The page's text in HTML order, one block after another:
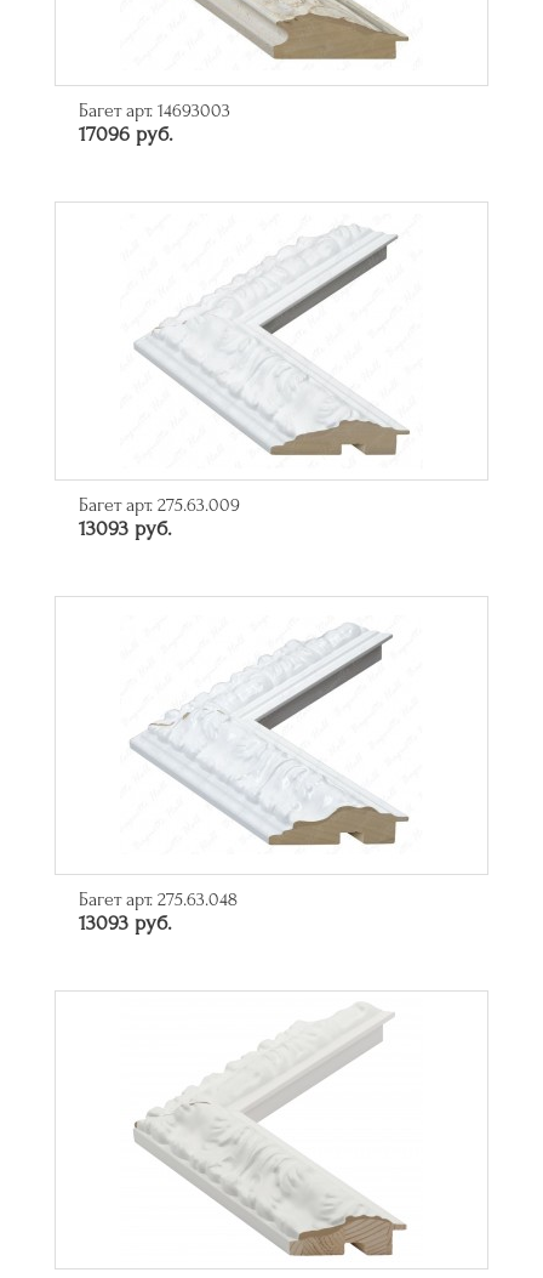
Багет арт. 14693003
17096 руб.
Багет арт. 275.63.009
13093 руб.
Багет арт. 275.63.048
13093 руб.